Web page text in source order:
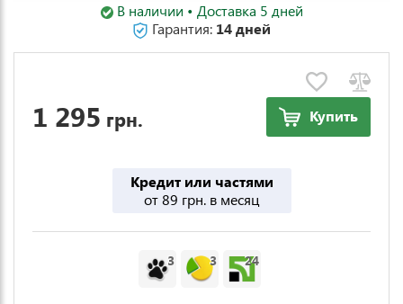
В наличии • Доставка 5 дней
Гарантия: 14 дней
1 295 грн. Купить
Кредит или частями
от 89 грн. в месяц
3 3 24